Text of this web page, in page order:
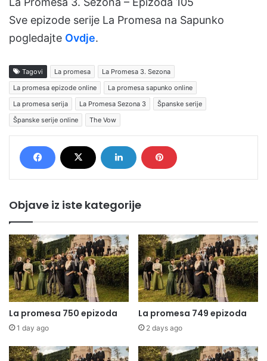
Sve epizode serije La Promesa na Sapunko
pogledajte Ovdje.
Tagovi La promesa
La Promesa 3. Sezona
La promesa epizode online
La promesa sapunko online
La promesa serija
La Promesa Sezona 3
Španske serije
Španske serije online
The Vow
Objave iz iste kategorije
La promesa 750 epizoda
1 day ago
La promesa 749 epizoda
2 days ago